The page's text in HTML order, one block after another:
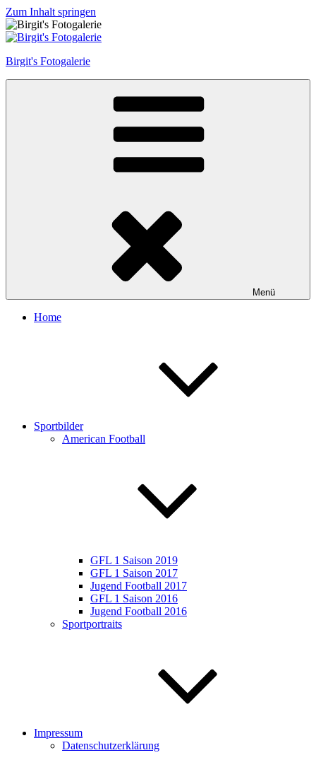
Zum Inhalt springen
Birgit's Fotogalerie
Menü
Home
Sportbilder
American Football
GFL 1 Saison 2019
GFL 1 Saison 2017
Jugend Football 2017
GFL 1 Saison 2016
Jugend Football 2016
Sportportraits
Impressum
Datenschutzerklärung